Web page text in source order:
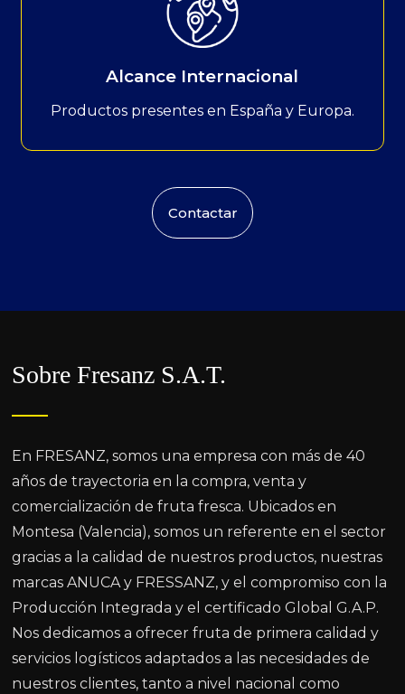
Alcance Internacional
Productos presentes en España y Europa.
Contactar
Sobre Fresanz S.A.T.
En FRESANZ, somos una empresa con más de 40
años de trayectoria en la compra, venta y
comercialización de fruta fresca. Ubicados en
Montesa (Valencia), somos un referente en el sector
gracias a la calidad de nuestros productos, nuestras
marcas ANUCA y FRESSANZ, y el compromiso con la
Producción Integrada y el certificado Global G.A.P.
Nos dedicamos a ofrecer fruta de primera calidad y
servicios logísticos adaptados a las necesidades de
nuestros clientes, tanto a nivel nacional como